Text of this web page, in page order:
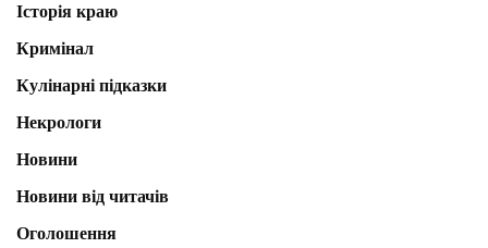
Історія краю
Кримінал
Кулінарні підказки
Некрологи
Новини
Новини від читачів
Оголошення